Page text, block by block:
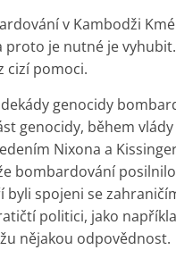
v Kambodži
je nutné je
cizí pomoci.
genocidy
genocidy, během
Nixona a
bombardování
byli spojeni se
politici, jako
nějakou odpovědnost.